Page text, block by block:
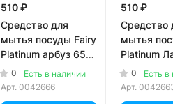
510 ₽
Средство для
мытья посуды Fairy
Platinum арбуз 650
мл0
Есть в наличии
Арт. 0042666
510 ₽
Средство
мытья
Platinum
мл0
Есть в
Арт.